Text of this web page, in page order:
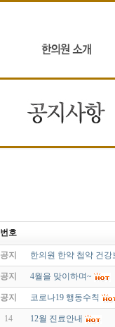
번호
공지 한의원 한약 첩약 건강
공지 4월을 맞이하며~
공지 코로나19 행동수칙
14 12월 진료안내